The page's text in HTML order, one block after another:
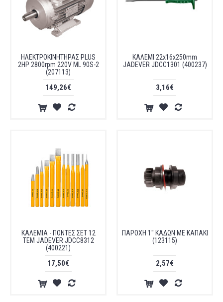
ΗΛΕΚΤΡΟΚΙΝΗΤΗΡΑΣ PLUS
2HP 2800rpm 220V ML 90S-2
(207113)
149,26€
ΚΑΛΕΜΙ 22x16x250mm
JADEVER JDCC1301 (400237)
3,16€
ΚΑΛΕΜΙΑ - ΠΟΝΤΕΣ ΣΕΤ 12
ΤΕΜ JADEVER JDCC8312
(400221)
17,50€
ΠΑΡΟΧΗ 1" ΚΑΔΩΝ ΜΕ ΚΑΠΑΚΙ
(123115)
2,57€